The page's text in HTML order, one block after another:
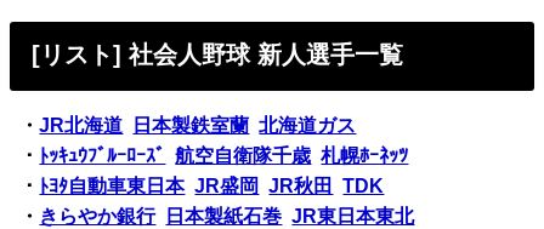
[リスト] 社会人野球 新人選手一覧
・JR北海道 日本製鉄室蘭 北海道ガス
・ ﾄｯｷｭｳﾌﾞﾙｰﾛｰｽﾞ 航空自衛隊千歳 札幌ﾎｰﾈｯﾂ
・ ﾄﾖﾀ自動車東日本 JR盛岡 JR秋田
TDK
・ きらやか銀行 日本製紙石巻 JR東日本東北